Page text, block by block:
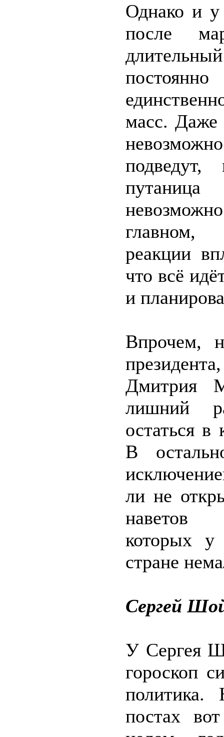
Однако и у
после
масс. Даже
главном,
реакции
что всё
и
Впрочем,
Дмитрия
лишний
остаться в
В
ли не
наветов
которых
стране
Сергей
У Сергея
гороскоп
политика.
постах